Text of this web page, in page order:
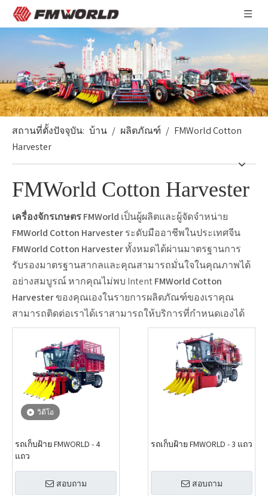
สถานที่ตั้งปัจจุบัน: บ้าน / ผลิตภัณฑ์ / FMWorld Cotton
Harvester
FMWorld Cotton Harvester
เครื่องจักรเกษตร FMWorld เป็นผู้ผลิตและผู้จัดจำหน่าย
FMWorld Cotton Harvesterระดับมืออาชีพในประเทศจีน
FMWorld Cotton Harvesterทั้งหมดได้ผ่านมาตรฐานการ
รับรองมาตรฐานสากลและคุณสามารถมั่นใจในคุณภาพได้
อย่างสมบูรณ์ หากคุณไม่พบ IntentFMWorld Cotton
Harvesterของคุณเองในรายการผลิตภัณฑ์ของเราคุณ
สามารถติดต่อเราได้เราสามารถให้บริการที่กำหนดเองได้
วิดีโอ
รถเก็บฝ้าย FMWORLD - 4
แถว
สอบถาม
รถเก็บฝ้าย FMWORLD - 3 แถว
สอบถาม